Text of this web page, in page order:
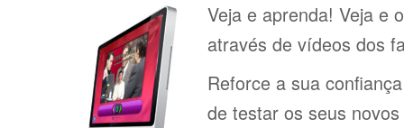
Veja e aprenda! Veja e
através de vídeos dos
Reforce a sua
de testar os seus